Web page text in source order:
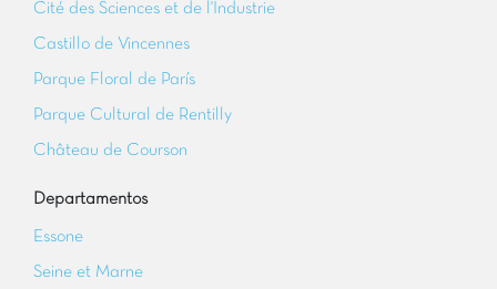
Cité des Sciences et de l'Industrie
Castillo de Vincennes
Parque Floral de París
Parque Cultural de Rentilly
Château de Courson
Departamentos
Essone
Seine et Marne